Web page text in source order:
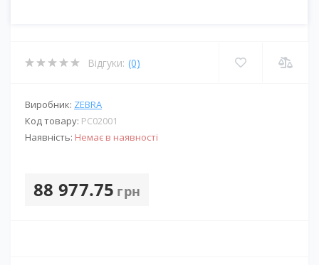
Відгуки: (0)
Виробник: ZEBRA
Код товару: PС02001
Наявність: Немає в наявності
88 977.75 грн